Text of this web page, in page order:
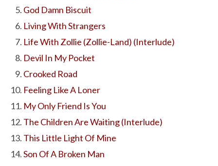
God Damn Biscuit
Living With Strangers
Life With Zollie (Zollie-Land) (Interlude)
Devil In My Pocket
Crooked Road
Feeling Like A Loner
My Only Friend Is You
The Children Are Waiting (Interlude)
This Little Light Of Mine
Son Of A Broken Man